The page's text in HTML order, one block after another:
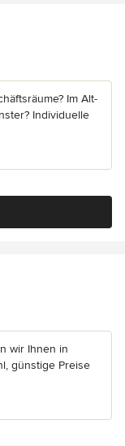
Im Alt-
Individuelle
wir Ihnen in
günstige Preise